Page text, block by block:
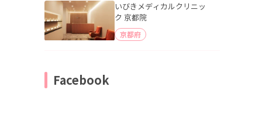
いびきメディカルクリニッ
ク 京都院
京都府
Facebook